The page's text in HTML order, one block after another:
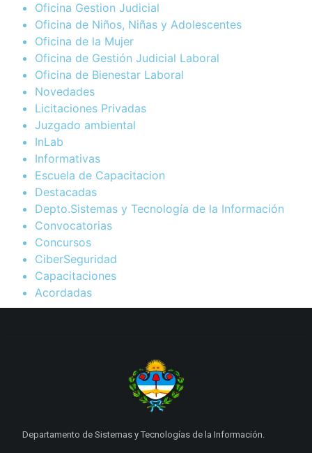
Oficina Gestion Judicial
Oficina de Niños, Niñas y Adolescentes
Oficina de la Mujer
Oficina de Gestión Judicial Laboral
Oficina de Bienestar Laboral
Novedades
Licitaciones Privadas
Juzgado ambiental
InLab
Informativas
Escuela de Capacitacion
Destacadas
Depto.Sistemas y Tecnología de la Información
Convocatorias
Concursos
CiberSeguridad
Capacitaciones
Acordadas
Departamento de Sistemas y Tecnologías de la Información.